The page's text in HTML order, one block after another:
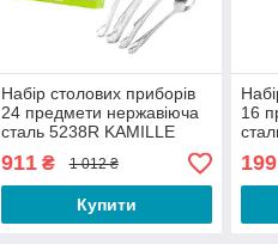
Набір столових приборів
24 предмети нержавіюча
сталь 5238R KAMILLE
911₴ 1 012 ₴
Купити
16
199